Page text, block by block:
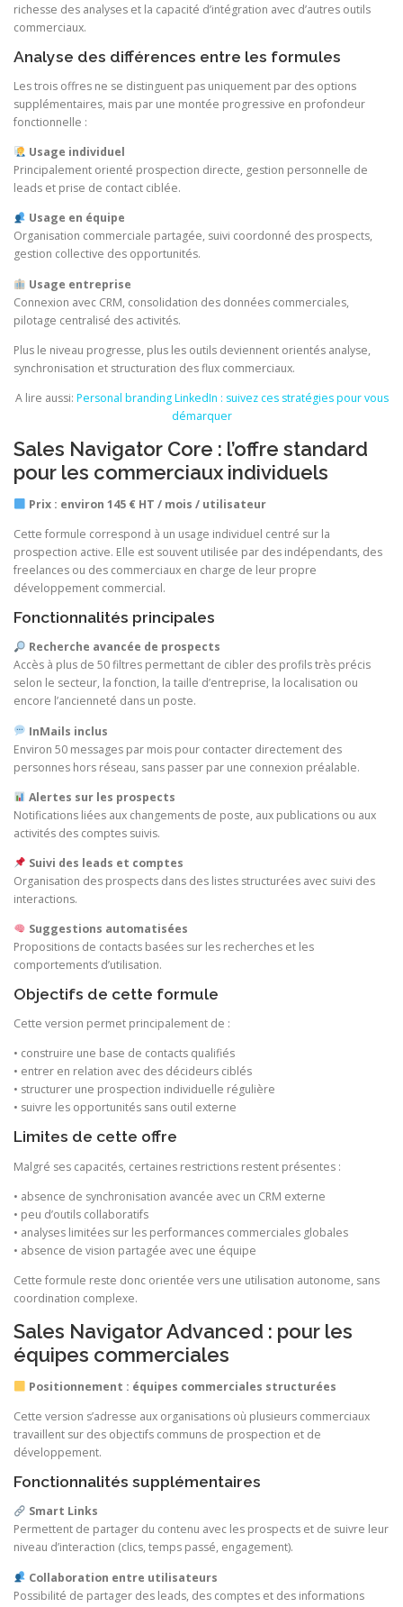
richesse des analyses et la capacité d’intégration avec d’autres outils
commerciaux.
Analyse des différences entre les formules
Les trois offres ne se distinguent pas uniquement par des options
supplémentaires, mais par une montée progressive en profondeur
fonctionnelle :
Usage individuel
Principalement orienté prospection directe, gestion personnelle de
leads et prise de contact ciblée.
Usage en équipe
Organisation commerciale partagée, suivi coordonné des prospects,
gestion collective des opportunités.
Usage entreprise
Connexion avec CRM, consolidation des données commerciales,
pilotage centralisé des activités.
Plus le niveau progresse, plus les outils deviennent orientés analyse,
synchronisation et structuration des flux commerciaux.
A lire aussi: Personal branding LinkedIn : suivez ces stratégies pour vous
démarquer
Sales Navigator Core : l’offre standard
pour les commerciaux individuels
Prix : environ 145 € HT / mois / utilisateur
Cette formule correspond à un usage individuel centré sur la
prospection active. Elle est souvent utilisée par des indépendants, des
freelances ou des commerciaux en charge de leur propre
développement commercial.
Fonctionnalités principales
Recherche avancée de prospects
Accès à plus de 50 filtres permettant de cibler des profils très précis
selon le secteur, la fonction, la taille d’entreprise, la localisation ou
encore l’ancienneté dans un poste.
InMails inclus
Environ 50 messages par mois pour contacter directement des
personnes hors réseau, sans passer par une connexion préalable.
Alertes sur les prospects
Notifications liées aux changements de poste, aux publications ou aux
activités des comptes suivis.
Suivi des leads et comptes
Organisation des prospects dans des listes structurées avec suivi des
interactions.
Suggestions automatisées
Propositions de contacts basées sur les recherches et les
comportements d’utilisation.
Objectifs de cette formule
Cette version permet principalement de :
• construire une base de contacts qualifiés
• entrer en relation avec des décideurs ciblés
• structurer une prospection individuelle régulière
• suivre les opportunités sans outil externe
Limites de cette offre
Malgré ses capacités, certaines restrictions restent présentes :
• absence de synchronisation avancée avec un CRM externe
• peu d’outils collaboratifs
• analyses limitées sur les performances commerciales globales
• absence de vision partagée avec une équipe
Cette formule reste donc orientée vers une utilisation autonome, sans
coordination complexe.
Sales Navigator Advanced : pour les
équipes commerciales
Positionnement : équipes commerciales structurées
Cette version s’adresse aux organisations où plusieurs commerciaux
travaillent sur des objectifs communs de prospection et de
développement.
Fonctionnalités supplémentaires
Smart Links
Permettent de partager du contenu avec les prospects et de suivre leur
niveau d’interaction (clics, temps passé, engagement).
Collaboration entre utilisateurs
Possibilité de partager des leads, des comptes et des informations